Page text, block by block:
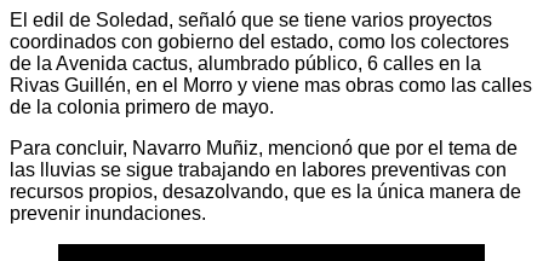
El edil de Soledad, señaló que se tiene varios proyectos
coordinados con gobierno del estado, como los colectores
de la Avenida cactus, alumbrado público, 6 calles en la
Rivas Guillén, en el Morro y viene mas obras como las calles
de la colonia primero de mayo.
Para concluir, Navarro Muñiz, mencionó que por el tema de
las lluvias se sigue trabajando en labores preventivas con
recursos propios, desazolvando, que es la única manera de
prevenir inundaciones.